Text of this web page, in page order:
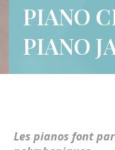
Clarinette
Contrebasse
Cor
Flûte traversière
Guitare basse
Grandes Orgues
PIANO
PIANO
Les pianos font